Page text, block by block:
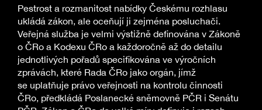
Pestrost a rozmanitost nabídky Českému rozhlasu
ukládá zákon, ale oceňují ji zejména posluchači.
Veřejná služba je velmi výstižně definována v Zákoně
o ČRo a Kodexu ČRo a každoročně až do detailu
jednotlivých pořadů specifikována ve výročních
zprávách, které Rada ČRo jako orgán, jímž
se uplatňuje právo veřejnosti na kontrolu činnosti
ČRo, předkládá Poslanecké sněmovně PČR i Senátu